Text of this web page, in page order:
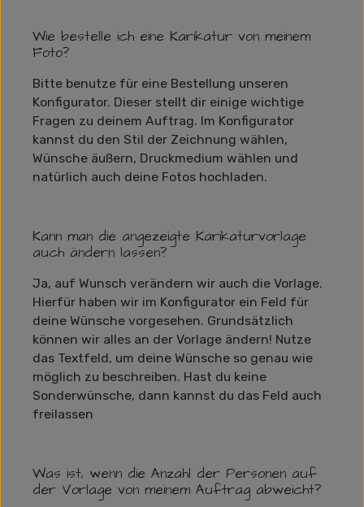
Wie bestelle ich eine Karikatur von meinem
Foto?
Bitte benutze für eine Bestellung unseren
Konfigurator. Dieser stellt dir einige wichtige
Fragen zu deinem Auftrag. Im Konfigurator
kannst du den Stil der Zeichnung wählen,
Wünsche äußern, Druckmedium wählen und
natürlich auch deine Fotos hochladen.
Kann man die angezeigte Karikaturvorlage
auch ändern lassen?
Ja, auf Wunsch verändern wir auch die Vorlage.
Hierfür haben wir im Konfigurator ein Feld für
deine Wünsche vorgesehen. Grundsätzlich
können wir alles an der Vorlage ändern! Nutze
das Textfeld, um deine Wünsche so genau wie
möglich zu beschreiben. Hast du keine
Sonderwünsche, dann kannst du das Feld auch
freilassen
Was ist, wenn die Anzahl der Personen auf
der Vorlage von meinem Auftrag abweicht?